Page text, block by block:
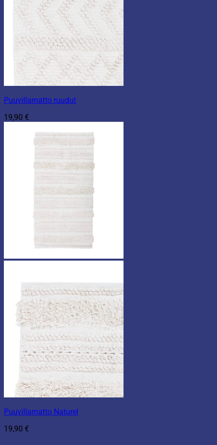
Puuvillamatto ruudut
19,90 €
Puuvillamatto Naturel
19,90 €